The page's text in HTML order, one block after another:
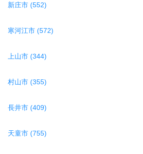
新庄市 (552)
寒河江市 (572)
上山市 (344)
村山市 (355)
長井市 (409)
天童市 (755)